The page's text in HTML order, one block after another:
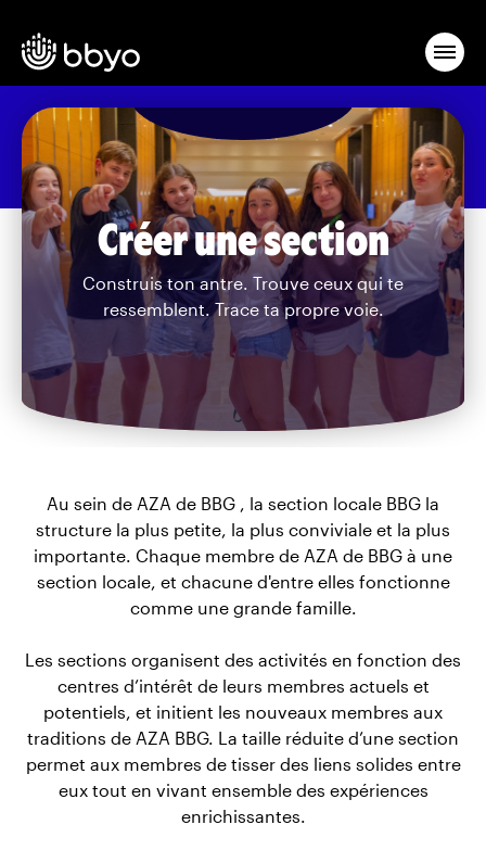
Créer une section
Construis ton antre. Trouve ceux qui te
ressemblent. Trace ta propre voie.
Au sein de AZA de BBG , la section locale BBG la
structure la plus petite, la plus conviviale et la plus
importante. Chaque membre de AZA de BBG à une
section locale, et chacune d'entre elles fonctionne
comme une grande famille.
Les sections organisent des activités en fonction des
centres d’intérêt de leurs membres actuels et
potentiels, et initient les nouveaux membres aux
traditions de AZA BBG. La taille réduite d’une section
permet aux membres de tisser des liens solides entre
eux tout en vivant ensemble des expériences
enrichissantes.